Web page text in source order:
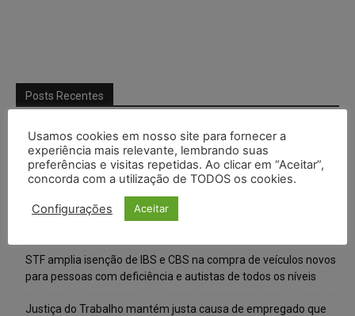
Posts Recentes
Composição da taxa de juros
Meta é alvo de denúncia após anúncios com conteúdo sexual
infantil gerado por IA circularem em suas plataformas
Advogado preso por suspeita de matar o filho tem inscrição
STF amplia isenção de IBS e CBS na compra de veículos novos
para pessoas com deficiência e autistas de todos os níveis
Justiça do Trabalho mantém justa causa de empregado que
Usamos cookies em nosso site para fornecer a
experiência mais relevante, lembrando suas
preferências e visitas repetidas. Ao clicar em “Aceitar”,
concorda com a utilização de TODOS os cookies.
Configurações Aceitar